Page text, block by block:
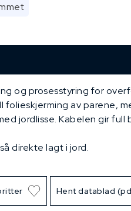
og prosesstyring for
av parene,
jordlisse. Kabelen gir full
direkte lagt i jord.
Hent datablad